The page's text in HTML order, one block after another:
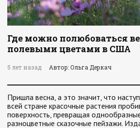
Где можно полюбоваться
полевыми цветами в США
5 лет назад Автор: Ольга Деркач
Пришла весна, а это значит, что
всей стране красочные растения
поверхность, превращая
разноцветные сказочные пейзажи.